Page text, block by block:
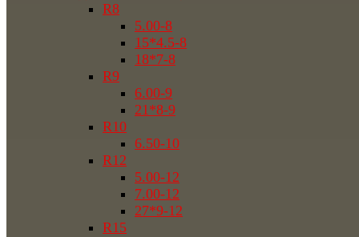
R8
5.00-8
15*4.5-8
18*7-8
R9
6.00-9
21*8-9
R10
6.50-10
R12
5.00-12
7.00-12
27*9-12
R15